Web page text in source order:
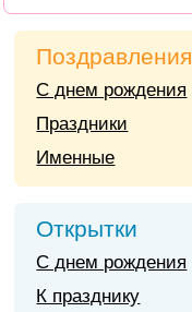
Поздравления
С днем рождения
Праздники
Именные
Открытки
С днем рождения
К празднику